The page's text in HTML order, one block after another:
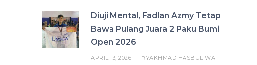
Diuji Mental, Fadlan Azmy Tetap
Bawa Pulang Juara 2 Paku Bumi
Open 2026
APRIL 13, 2026 BYAKHMAD HASBUL WAFI